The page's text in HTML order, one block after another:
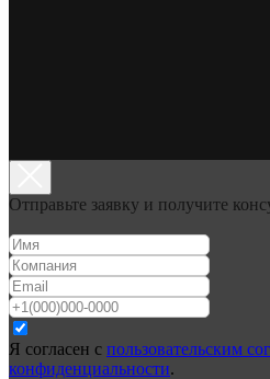
Отправьте заявку и получите
Я согласен с пользовательским
конфиденциальности.